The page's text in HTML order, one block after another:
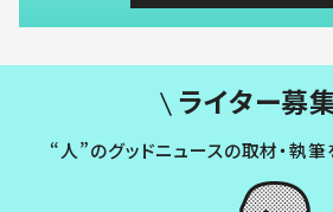
ライター募集
“人”のグッドニュースの取材・執筆